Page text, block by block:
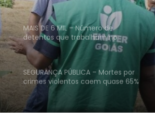
turma do Agro é Social Jovem
MAIS DE 6 MIL – Número de
detentos que trabalham no
sistema prisional de Goiás cresce
61,4%
SEGURANÇA PÚBLICA – Mortes por
crimes violentos caem quase 65%
em Goiás entre 2015 e 2025